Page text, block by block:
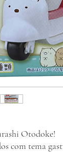
Otodoke!
com tema